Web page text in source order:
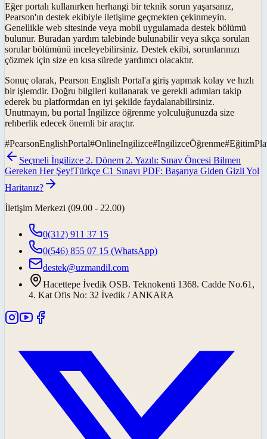
Eğer portalı kullanırken herhangi bir teknik sorun yaşarsanız,
Pearson'ın destek ekibiyle iletişime geçmekten çekinmeyin.
Genellikle web sitesinde veya mobil uygulamada destek bölümü
bulunur. Buradan yardım talebinde bulunabilir veya sıkça sorulan
sorular bölümünü inceleyebilirsiniz. Destek ekibi, sorunlarınızı
çözmek için size en kısa sürede yardımcı olacaktır.
Sonuç olarak, Pearson English Portal'a giriş yapmak kolay ve hızlı
bir işlemdir. Doğru bilgileri kullanarak ve gerekli adımları takip
ederek bu platformdan en iyi şekilde faydalanabilirsiniz.
Unutmayın, bu portal İngilizce öğrenme yolculuğunuzda size
rehberlik edecek önemli bir araçtır.
#PearsonEnglishPortal#OnlineIngilizce#IngilizceÖğrenme#
Seçmeli İngilizce 2. Dönem 2. Yazılı: Sınav Öncesi Bilmen
Gereken Her Şey!Türkçe C1 Sınavı PDF: Başarıya Giden Gizli Yol
Haritanız?
İletişim Merkezi (09.00 - 22.00)
0(312) 911 37 15
0(546) 855 07 15 (WhatsApp)
destek@uzmandil.com
Hacettepe İvedik OSB. Teknokenti 1368. Cadde No.61,
4. Kat Ofis No: 32 İvedik / ANKARA